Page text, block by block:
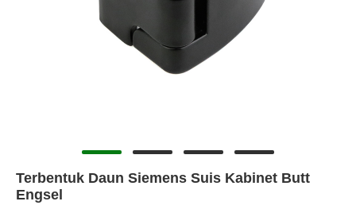
Terbentuk Daun Siemens Suis Kabinet Butt
Engsel